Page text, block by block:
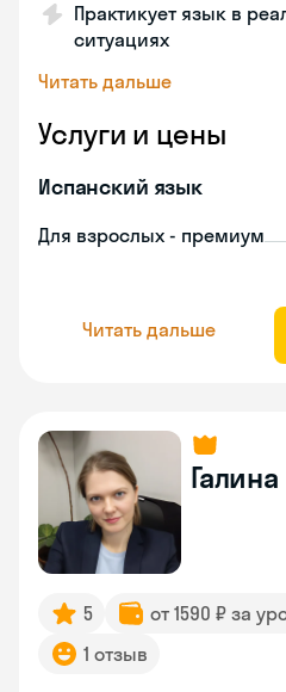
Практикует язык в
ситуациях
Читать дальше
Услуги и цены
Испанский язык
Для взрослых - премиум
Читать дальше
Галина
5 от 1590 ₽ за
1 отзыв